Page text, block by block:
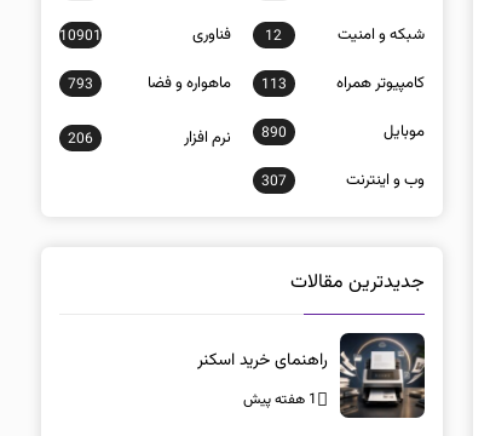
شبكه و امنيت 12 فناوری 10901
كامپيوتر همراه 113 ماهواره و فضا 793
موبايل 890 نرم افزار 206
وب و اينترنت 307
جدیدترین مقالات
راهنمای خرید اسکنر
1 هفته پیش